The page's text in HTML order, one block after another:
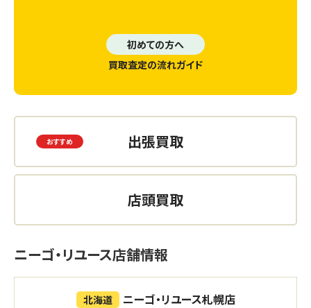
初めての方へ
買取査定の流れガイド
出張買取
店頭買取
ニーゴ・リユース店舗情報
北海道 ニーゴ・リユース札幌店